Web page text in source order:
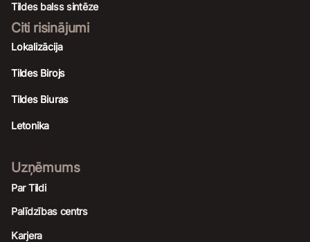
Tildes balss sintēze
Citi risinājumi
Lokalizācija
Tildes Birojs
Tildes Biuras
Letonika
Uzņēmums
Par Tildi
Palīdzības centrs
Karjera